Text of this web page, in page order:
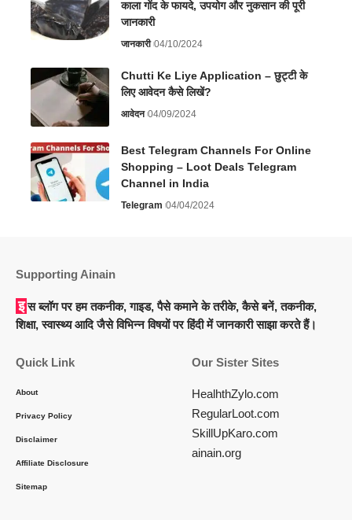
काला गोंद के फायदे, उपयोग और नुकसान की पूरी
जानकारी
जानकारी 04/10/2024
Chutti Ke Liye Application – छुट्टी के
लिए आवेदन कैसे लिखें?
आवेदन 04/09/2024
Best Telegram Channels For Online
Shopping – Loot Deals Telegram
Channel in India
Telegram 04/04/2024
Supporting Ainain
इस ब्लॉग पर हम तकनीक, गाइड, पैसे कमाने के तरीके, कैसे बनें, तकनीक,
शिक्षा, स्वास्थ्य आदि जैसे विभिन्न विषयों पर हिंदी में जानकारी साझा करते हैं।
Quick Link
About
Privacy Policy
Disclaimer
Affiliate Disclosure
Sitemap
Our Sister Sites
HealhthZylo.com
RegularLoot.com
SkillUpKaro.com
ainain.org